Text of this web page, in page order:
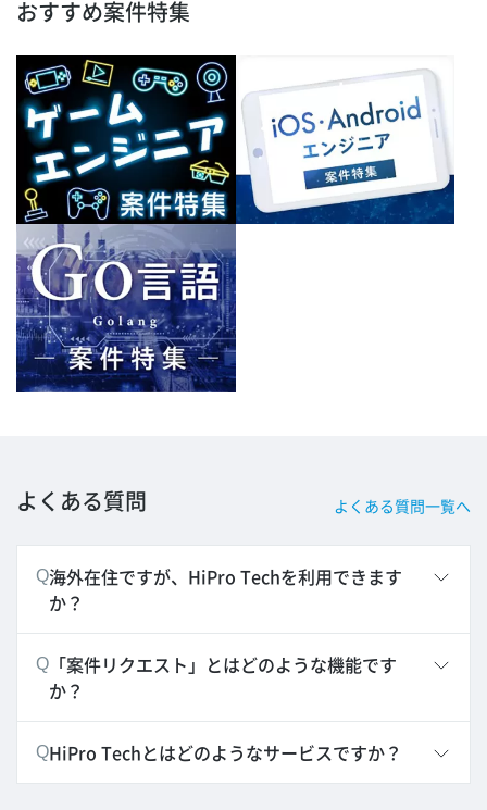
おすすめ案件特集
よくある質問 よくある質問一覧へ
Q海外在住ですが、HiPro Techを利用できます
か？
Q
「案件リクエスト」とはどのような機能です
か？
QHiPro Techとはどのようなサービスですか？